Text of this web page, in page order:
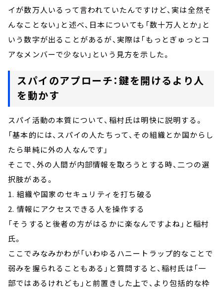
イが数万人いるって言われていたんですけど、実は全然そ
んなことない」と述べ、日本についても「数十万人とか」と
いう数字が出ることがあるが、実際は「もっとぎゅっとコ
アなメンバーで少ない」という見方を示した。
スパイのアプローチ：鍵を開けるより人
を動かす
スパイ活動の本質について、稲村氏は明快に説明する。
「基本的には、スパイの人たちって、その組織とか国からし
たら単純に外の人なんです」
そこで、外の人間が内部情報を取ろうとする時、二つの選
択肢がある。
1. 組織や国家のセキュリティを打ち破る
2. 情報にアクセスできる人を操作する
「そうすると後者の方がはるかに楽なんですよね」と稲村
氏。
ここでみなみかわが「いわゆるハニートラップ的なことで
弱みを握られることもある」と質問すると、稲村氏は「一
部ではあるけれども」と前置きした上で、より包括的な枠